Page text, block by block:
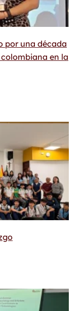
por una década
en la